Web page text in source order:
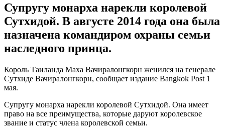
Супругу монарха нарекли королевой
Сутхидой. В августе 2014 года она была
назначена командиром охраны семьи
наследного принца.
Король Таиланда Маха Вачиралонгкорн женился на генерале
Сутхиде Вачиралонгкорн, сообщает издание Bangkok Post 1
мая.
Супругу монарха нарекли королевой Сутхидой. Она имеет
право на все преимущества, которые даруют королевское
звание и статус члена королевской семьи.